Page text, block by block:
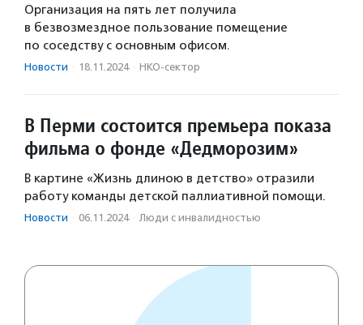
Организация на пять лет получила
в безвозмездное пользование помещение
по соседству с основным офисом.
Новости · 18.11.2024 · НКО-сектор
В Перми состоится премьера показа
фильма о фонде «Дедморозим»
В картине «Жизнь длиною в детство» отразили
работу команды детской паллиативной помощи.
Новости · 06.11.2024 · Люди с инвалидностью